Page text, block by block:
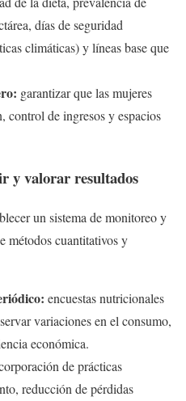
días de seguridad
climáticas) y líneas base que
garantizar que las mujeres
control de ingresos y espacios
y valorar resultados
un sistema de monitoreo y
métodos cuantitativos y
encuestas nutricionales
variaciones en el consumo,
económica.
de prácticas
reducción de pérdidas